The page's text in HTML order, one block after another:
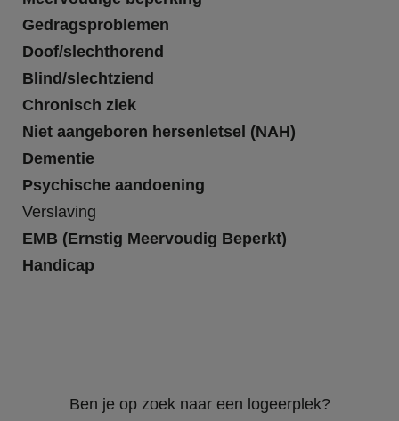
Gedragsproblemen
Doof/slechthorend
Blind/slechtziend
Chronisch ziek
Niet aangeboren hersenletsel (NAH)
Dementie
Psychische aandoening
Verslaving
EMB (Ernstig Meervoudig Beperkt)
Handicap
Ben je op zoek naar een logeerplek?